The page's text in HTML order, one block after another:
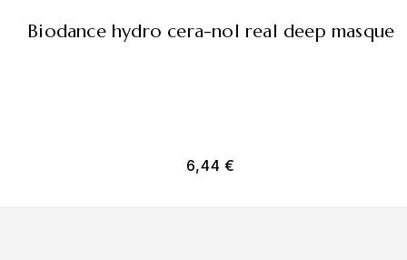
biodance hydro cera-nol real deep masque
6,44€